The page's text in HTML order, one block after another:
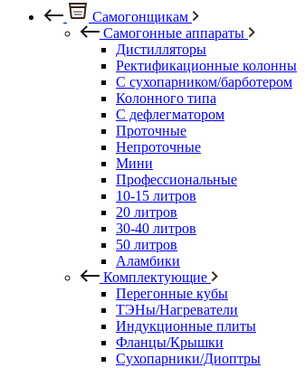
Самогонщикам
Самогонные аппараты
Дистилляторы
Ректификационные колонны
С сухопарником/барботером
Колонного типа
С дефлегматором
Проточные
Непроточные
Мини
Профессиональные
10-15 литров
20 литров
30-40 литров
50 литров
Аламбики
Комплектующие
Перегонные кубы
ТЭНы/Нагреватели
Индукционные плиты
Фланцы/Крышки
Сухопарники/Диоптры